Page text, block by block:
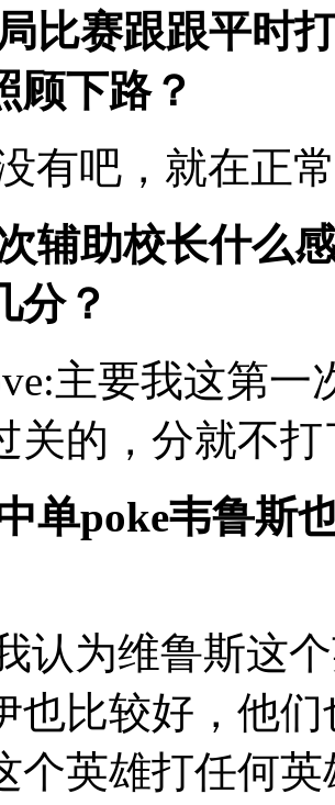
比赛跟跟平时
顾下路？
有吧，就在正
辅助校长什么
分？
主要我这第
关的，分就不打
单poke韦鲁斯
认为维鲁斯这
也比较好，他
个英雄打任何